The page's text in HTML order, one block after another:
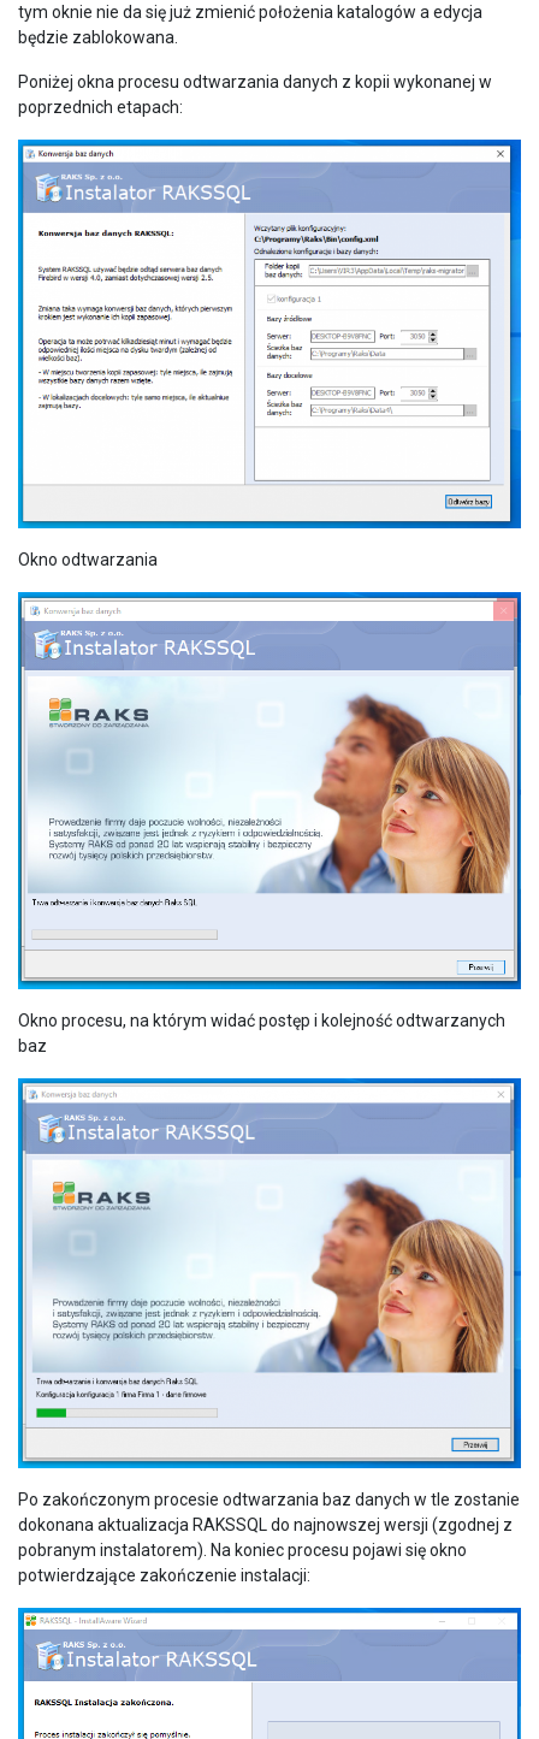
tym oknie nie da się już zmienić położenia katalogów a edycja
będzie zablokowana.
Poniżej okna procesu odtwarzania danych z kopii wykonanej w
poprzednich etapach:
Okno odtwarzania
Okno procesu, na którym widać postęp i kolejność odtwarzanych
baz
Po zakończonym procesie odtwarzania baz danych w tle zostanie
dokonana aktualizacja RAKSSQL do najnowszej wersji (zgodnej z
pobranym instalatorem). Na koniec procesu pojawi się okno
potwierdzające zakończenie instalacji: